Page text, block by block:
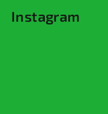
Instagram